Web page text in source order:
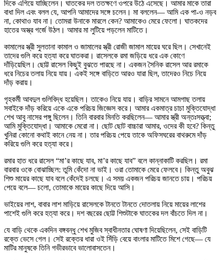
দিকে এগিয়ে যাচ্ছিলেন। ঘাতকের দল ততক্ষণে ওপরে উঠে এসেছে। আমার মাকে তারা
বাধা দিল এবং বলল যে, আপনি আমাদের সঙ্গে চলেন। মা বললেন— আমি এক পা-ও নড়ব
না, কোথাও যাব না। তোমরা উনাকে মারলে কেন? আমাকেও মেরে ফেলো। ঘাতকদের
হাতের অস্ত্র গর্জে উঠল। আমার মা লুটিয়ে পড়লেন মাটিতে।
কামালের স্ত্রী সুলতানা কামাল ও জামালের স্ত্রী রোজী জামাল মায়ের ঘরে ছিল। সেখানেই
তাদের গুলি করে হত্যা করে ঘাতকরা। রাসেলকে রমা জড়িয়ে ধরে এক কোণে
দাঁড়িয়েছিল। ছোট্ট রাসেল কিছুই বুঝতে পারছে না। একজন সৈনিক রাসেল আর রমাকে
ধরে নিচের তলায় নিয়ে যায়। একই সঙ্গে বাড়িতে আরও যারা ছিল, তাদেরও নিচে নিয়ে
দাঁড় করায়।
গৃহকর্মী আবদুল গুলিবিদ্ধ হয়েছিল। তাকেও নিয়ে যায়। বাড়ির সামনে আমগাছ তলায়
সবাইকে দাঁড় করিয়ে একে একে পরিচয় জিজ্ঞেস করে। আমার একমাত্র চাচা মুক্তিযোদ্ধা
শেখ আবু নাসের পঙ্গু ছিলেন। তিনি বারবার মিনতি করছিলেন— আমার স্ত্রী অন্তঃসত্ত্বা;
আমি মুক্তিযোদ্ধা। আমাকে মেরো না। ছোট ছোট বাচ্চারা আমার, ওদের কী হবে? কিন্তু
খুনিরা কোনো কথাই কানে নেয় না। তার পরিচয় পেয়ে তাকে অফিসঘরের বাথরুমে দাঁড়
করিয়ে গুলি করে হত্যা করে।
রমার হাত ধরে রাসেল “মা’র কাছে যাব, মা’র কাছে যাব” বলে কান্নাকাটি করছিল। রমা
বারবার ওকে বোঝাচ্ছিল: তুমি কেঁদো না ভাই। ওরা তোমাকে মেরে ফেলবে। কিন্তু অবুঝ
শিশু মায়ের কাছে যাব বলে কেঁদেই চলছে। এ সময় একজন পরিচয় জানতে চায়। পরিচয়
পেয়ে বলে— চলো, তোমাকে মায়ের কাছে দিয়ে আসি।
ভাইয়ের লাশ, বাবার লাশ মাড়িয়ে রাসেলকে টানতে টানতে দোতলায় নিয়ে মায়ের লাশের
পাশেই গুলি করে হত্যা করে। দশ বছরের ছোট্ট শিশুটাকে ঘাতকের দল বাঁচতে দিল না।
যে বাড়ি থেকে একদিন বঙ্গবন্ধু শেখ মুজিব স্বাধীনতার ঘোষণা দিয়েছিলেন, সেই বাড়িটি
রক্তে ভেসে গেল। সেই রক্তের ধারা ওই সিঁড়ি বেয়ে বাংলার মাটিতে মিশে গেছে— যে
মাটির মানুষকে তিনি গভীরভাবে ভালোবাসতেন।